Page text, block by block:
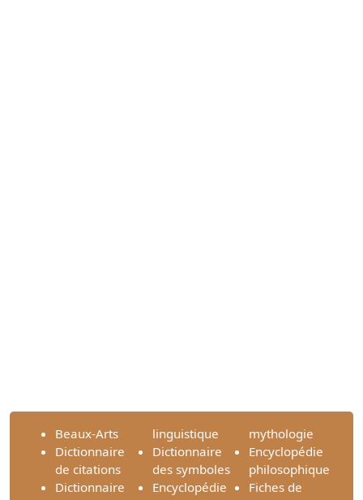
Beaux-Arts
Dictionnaire
de citations
Dictionnaire
linguistique
Dictionnaire
des symboles
Encyclopédie
mythologie
Encyclopédie
philosophique
Fiches de